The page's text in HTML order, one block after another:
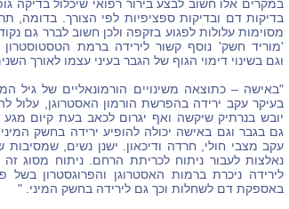
במקרים אלו חשוב לבצע בירור רפואי שיכלול בדיקה
בדיקות דם ובדיקות ספציפיות לפי הצורך. בדומה,
מסוימות עלולות לפגוע בזקפה ולכן חשוב לברר גם
'מוריד חשק' נוסף קשור לירידה ברמת הטסטוסטרון
וגם בשינוי דימוי הגוף של הגבר בעיני עצמו לאורך
"באישה – כתוצאה משינויים הורמונאליים של גיל
בעיקר עקב ירידה בהפרשת הורמון האסטרוגן, עלול
יובש בנרתיק שיקשה ואף יגרום לכאב בעת קיום מגע
גם בגבר וגם באישה יכולה להופיע ירידה בחשק
עקב מצבי חולי, חרדה ודיכאון. ישנן נשים, שמסיבות
נאלצות לעבור ניתוח לכריתת הרחם. ניתוח מסוג זה
לירידה ניכרת ברמות האסטרוגן והפרוגסטרון בשל
באספקת דם לשחלות וכך גם לירידה בחשק המיני. "